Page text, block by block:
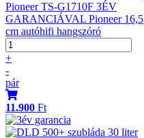
Pioneer TS-G1710F 3ÉV
GARANCIÁVAL Pioneer 16,5
cm autóhifi hangszóró
+
-
pár
11.900 Ft